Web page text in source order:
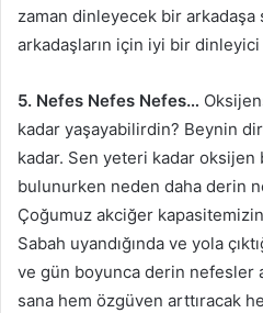
zaman dinleyecek bir arkadaşa
arkadaşların için iyi bir
5. Nefes Nefes Nefes…
kadar yaşayabilirdin? Beynin
kadar. Sen yeteri kadar
bulunurken neden daha derin
Çoğumuz akciğer
Sabah uyandığında ve yola
ve gün boyunca derin nefesler
sana hem özgüven arttıracak